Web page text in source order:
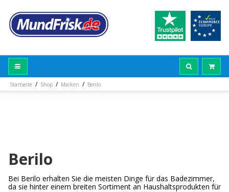
Startseite / Shop / Marken / Berilo
Berilo
Bei Berilo erhalten Sie die meisten Dinge für das Badezimmer,
da sie hinter einem breiten Sortiment an Haushaltsprodukten für